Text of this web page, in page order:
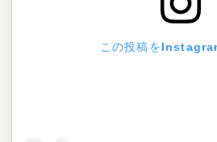
この投稿を